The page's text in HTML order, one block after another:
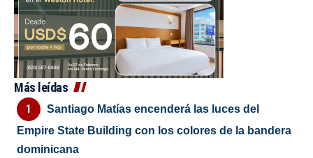
Más leídas
Santiago Matías encenderá las luces del
Empire State Building con los colores de la bandera
dominicana